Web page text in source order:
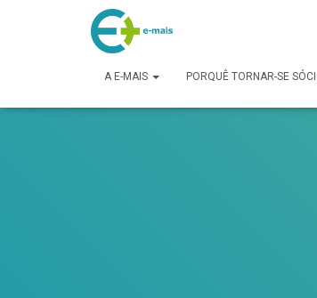
A E-MAIS PORQUÊ TORNAR-SE
makeporngreatagain.pro
www.yeahporn.top
a seductive occasion.https://pornforbuddy.com